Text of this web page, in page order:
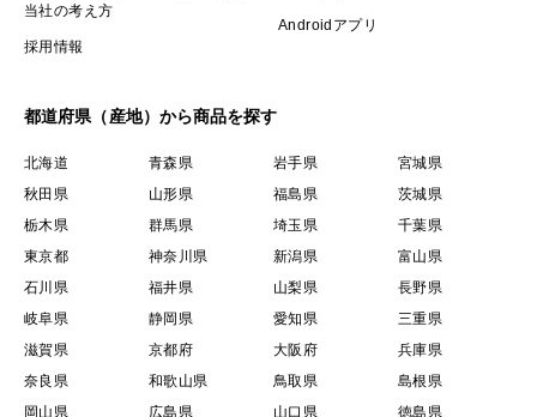
当社の考え方
採用情報
Androidアプリ
都道府県（産地）から商品を探す
北海道 青森県 岩手県
宮城県
秋田県
山形県 福島県
茨城県
栃木県
群馬県 埼玉県
千葉県
東京都
神奈川県 新潟県
富山県
石川県
福井県 山梨県
長野県
岐阜県
静岡県 愛知県
三重県
滋賀県
京都府 大阪府
兵庫県
奈良県
和歌山県 鳥取県
島根県
岡山県
広島県 山口県 徳島県